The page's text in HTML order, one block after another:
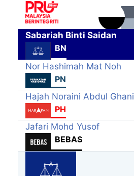
Sabariah Binti Saidan
BN
Nor Hashimah Mat Noh
PN
Hajah Noraini Abdul Ghani
PH
Jafari Mohd Yusof
BEBAS